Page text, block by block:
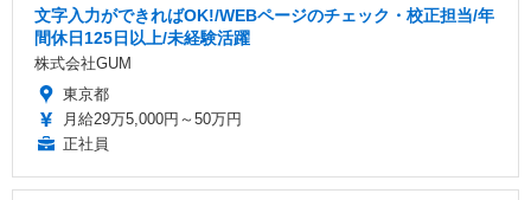
文字入力ができればOK!/WEBページのチェック・校正担当/年
間休日125日以上/未経験活躍
株式会社GUM
東京都
月給29万5,000円～50万円
正社員